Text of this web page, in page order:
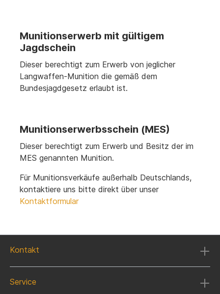
Munitionserwerb mit gültigem
Jagdschein
Dieser berechtigt zum Erwerb von jeglicher
Langwaffen-Munition die gemäß dem
Bundesjagdgesetz erlaubt ist.
Munitionserwerbsschein (MES)
Dieser berechtigt zum Erwerb und Besitz der im
MES genannten Munition.
Für Munitionsverkäufe außerhalb Deutschlands,
kontaktiere uns bitte direkt über unser
Kontaktformular
Kontakt
Service